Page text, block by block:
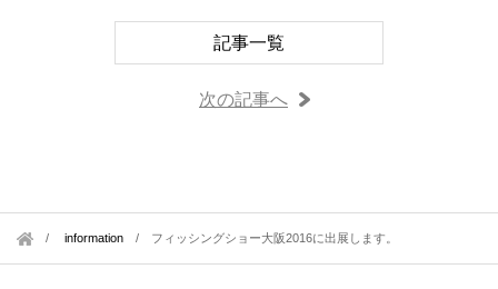
記事一覧
次の記事へ
information / フィッシングショー大阪2016に出展します。